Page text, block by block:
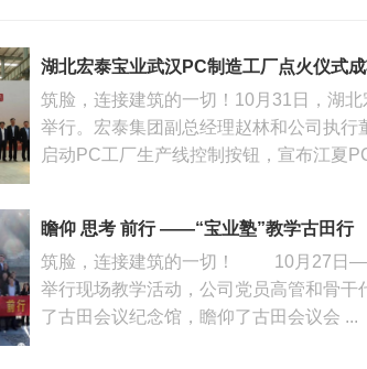
湖北宏泰宝业武汉PC制造工厂点火仪式
筑脸，连接建筑的一切！10月31日，湖
举行。宏泰集团副总经理赵林和公司执
启动PC工厂生产线控制按钮，宣布江夏
瞻仰 思考 前行 ——“宝业塾”教学古田行
筑脸，连接建筑的一切！ 10月27日
举行现场教学活动，公司党员高管和骨
了古田会议纪念馆，瞻仰了古田会议会 ...